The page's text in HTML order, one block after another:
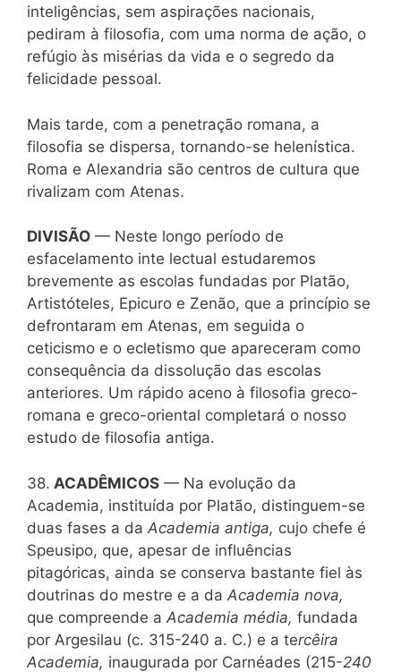
inteligências, sem aspirações nacionais,
pediram à filosofia, com uma norma de ação, o
refúgio às misérias da vida e o segredo da
felicidade pessoal.
Mais tarde, com a penetração romana, a
filosofia se dispersa, tornando-se helenística.
Roma e Alexandria são centros de cultura que
rivalizam com Atenas.
DIVISÃO — Neste longo período de
esfacelamento inte lectual estudaremos
brevemente as escolas fundadas por Platão,
Artistóteles, Epicuro e Zenão, que a princípio se
defrontaram em Atenas, em seguida o
ceticismo e o ecletismo que apareceram como
consequência da dissolução das escolas
anteriores. Um rápido aceno à filosofia greco-
romana e greco-oriental completará o nosso
estudo de filosofia antiga.
38. ACADÊMICOS — Na evolução da
Academia, instituída por Platão, distinguem-se
duas fases a da Academia antiga, cujo chefe é
Speusipo, que, apesar de influências
pitagóricas, ainda se conserva bastante fiel às
doutrinas do mestre e a da Academia nova,
que compreende a Academia média, fundada
por Argesilau (c. 315-240 a. C.) e a tercêira
Academia, inaugurada por Carnéades (215-240